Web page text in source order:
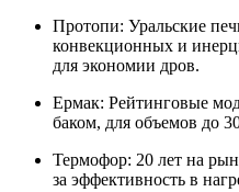
Протопи: Уральские
конвекционных и
для экономии дров.
Ермак: Рейтинговые
баком, для объемов до
Термофор: 20 лет на
за эффективность в